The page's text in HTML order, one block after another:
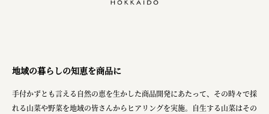
株式会社 中華・高橋
地域の暮らしの知恵を商品に
手付かずとも言える自然の恵を生かした商品開発にあたって、その時々で採
れる山菜や野菜を地域の皆さんからヒアリングを実施。自生する山菜はその